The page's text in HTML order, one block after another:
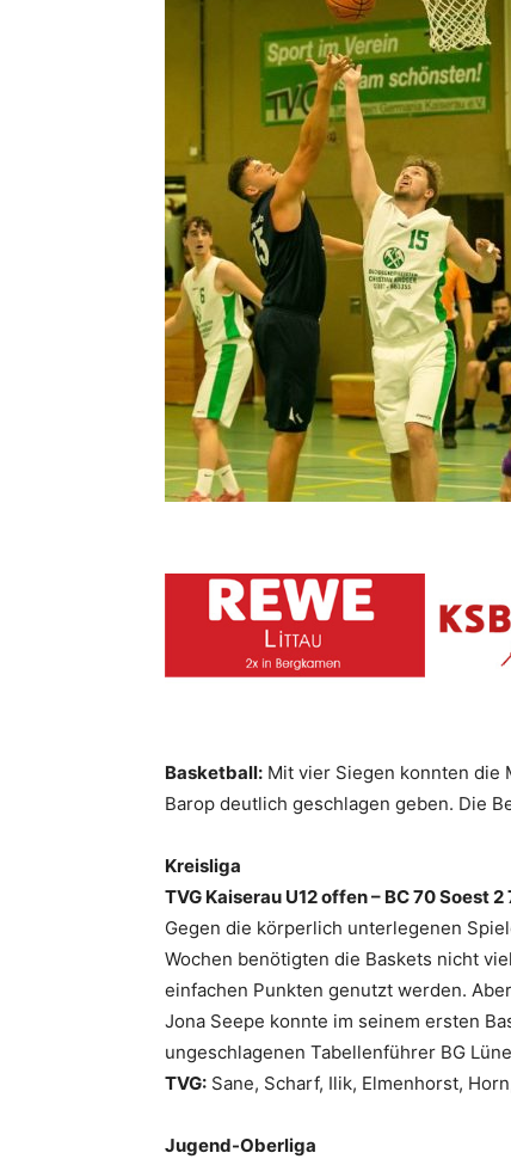
Basketball: Mit vier Siegen konnten die
Barop deutlich geschlagen geben. Die
Kreisliga
TVG Kaiserau U12 offen – BC 70 Soest 2
Gegen die körperlich unterlegenen
Wochen benötigten die Baskets nicht
einfachen Punkten genutzt werden.
Jona Seepe konnte im seinem ersten
ungeschlagenen Tabellenführer BG
TVG: Sane, Scharf, Ilik, Elmenhorst,
Jugend-Oberliga